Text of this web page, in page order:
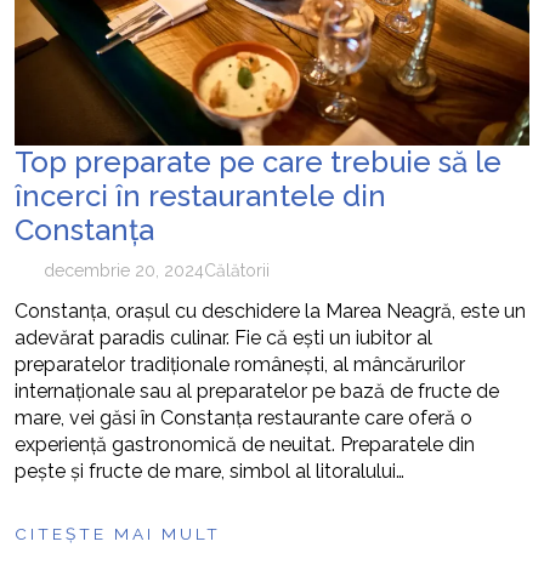
Top preparate pe care trebuie să le
încerci în restaurantele din
Constanța
decembrie 20, 2024Călătorii
Constanța, orașul cu deschidere la Marea Neagră, este un
adevărat paradis culinar. Fie că ești un iubitor al
preparatelor tradiționale românești, al mâncărurilor
internaționale sau al preparatelor pe bază de fructe de
mare, vei găsi în Constanța restaurante care oferă o
experiență gastronomică de neuitat. Preparatele din
pește și fructe de mare, simbol al litoralului…
CITEȘTE MAI MULT